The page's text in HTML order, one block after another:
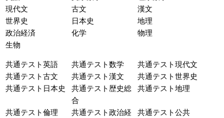
現代文
古文
漢文
世界史
日本史
地理
政治経済
化学
物理
生物
共通テスト英語 共通テスト数学
共通テスト現代文
共通テスト古文
共通テスト漢文
共通テスト世界史
共通テスト日本史
共通テスト歴史総
合
共通テスト地理
共通テスト倫理 共通テスト政治経 共通テスト公共